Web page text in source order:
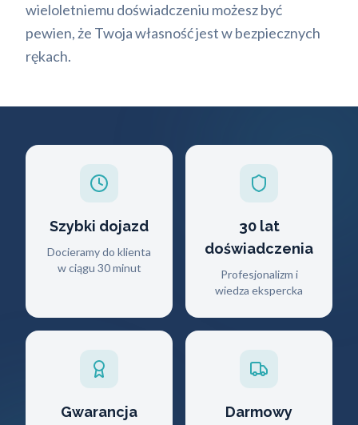
wieloletniemu doświadczeniu możesz być
pewien, że Twoja własność jest w bezpiecznych
rękach.
Szybki dojazd
Docieramy do klienta
w ciągu 30 minut
30 lat
doświadczenia
Profesjonalizm i
wiedza ekspercka
Gwarancja
Darmowy